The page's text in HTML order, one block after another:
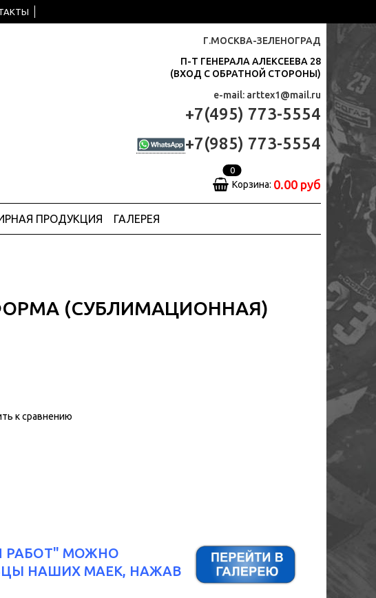
Г.МОСКВА-ЗЕЛЕНОГРАД
П-Т ГЕНЕРАЛА АЛЕКСЕЕВА 28
(ВХОД С ОБРАТНОЙ СТОРОНЫ)
e-mail: arttex1@mail.ru
+7(495) 773-5554
+7(985) 773-5554
0
Корзина: 0.00 руб
ПРОДУКЦИЯ ГАЛЕРЕЯ
(СУБЛИМАЦИОННАЯ)
к сравнению
РАБОТ" МОЖНО
НАШИХ МАЕК, НАЖАВ